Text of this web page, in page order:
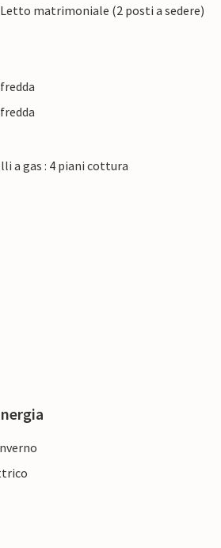
matrimoniale (2 posti a sedere)
fredda
fredda
a gas : 4 piani cottura